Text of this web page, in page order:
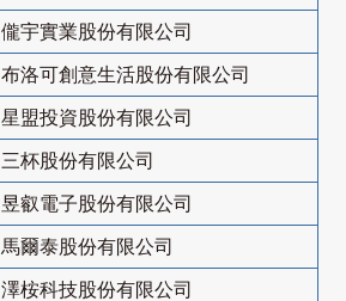
儱宇實業股份有限公司
布洛可創意生活股份有限公司
星盟投資股份有限公司
三杯股份有限公司
昱叡電子股份有限公司
馬爾泰股份有限公司
澤桉科技股份有限公司